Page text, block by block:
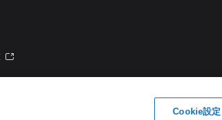
Cookie設定